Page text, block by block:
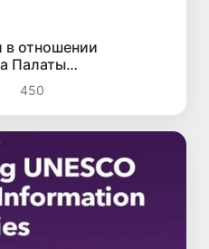
в отношении
Палаты
возбуждено
450